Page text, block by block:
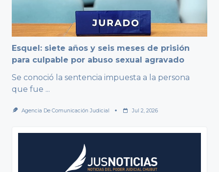
Esquel: siete años y seis meses de prisión
para culpable por abuso sexual agravado
Se conoció la sentencia impuesta a la persona
que fue ...
Agencia De Comunicación Judicial Jul 2, 2026